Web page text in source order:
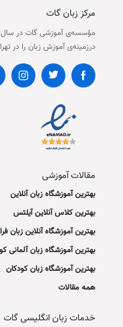
مرکز زبان گات
درزمینه‌ی آموزش زبان را در
مقالات آموزشی
بهترین آموزشگاه زبان آنلاین
بهترین کلاس آنلاین آیلتس
بهترین آموزشگاه آنلاین زبان
بهترین آموزشگاه زبان آلمانی
بهترین آموزشگاه زبان کودکان
همه مقالات
خدمات زبان انگلیسی گات